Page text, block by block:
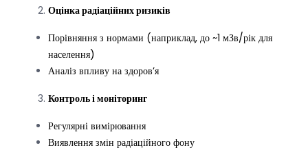
Оцінка радіаційних ризиків
Порівняння з нормами (наприклад, до ~1 мЗв/рік для
населення)
Аналіз впливу на здоров’я
Контроль і моніторинг
Регулярні вимірювання
Виявлення змін радіаційного фону